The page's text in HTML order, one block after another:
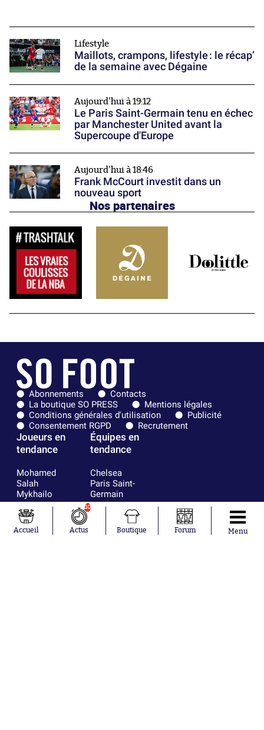
Lifestyle
Maillots, crampons, lifestyle : le récap’
de la semaine avec Dégaine
Aujourd'hui à 19:12
Le Paris Saint-Germain tenu en échec
par Manchester United avant la
Supercoupe d'Europe
Aujourd'hui à 18:46
Frank McCourt investit dans un
nouveau sport
Nos partenaires
Abonnements
Contacts
La boutique SO PRESS
Mentions légales
Conditions générales d'utilisation
Publicité
Consentement RGPD
Recrutement
Joueurs en
tendance
Mohamed
Salah
Mykhailo
Mudryk
Neymar
Khalis Merah
Loïs Openda
Équipes en
tendance
Chelsea
Paris Saint-
Germain
Bordeaux
Olympique
lyonnais
FIFA
Accueil
10
Actus Boutique Forum Menu